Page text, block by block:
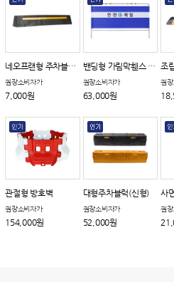
네오프랜형 주차블럭(PVC)
권장소비자가
7,000원
밴딩형 가림막휀스 A타입
권장소비자가
63,000원
권
관절형 방호벽
권장소비자가
154,000원
대형주차블럭(신형)
권장소비자가
52,000원
권